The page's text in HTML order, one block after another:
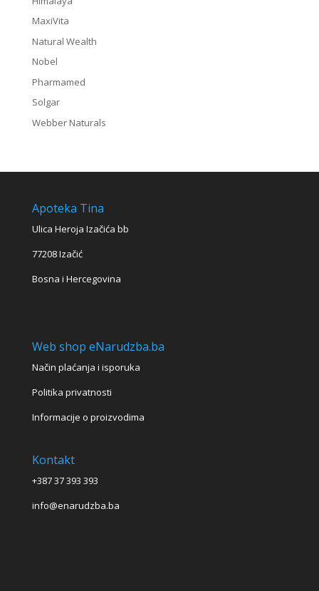
MaxiVita
Natural Wealth
Nobel
Pharmamed
Solgar
Webber Naturals
Apoteka Tina
Ulica Heroja Izačića bb
77208 Izačić
Bosna i Hercegovina
Web shop eNarudzba.ba
Način plaćanja i isporuka
Politika privatnosti
Informacije o proizvodima
Kontakt
+387 37 393 393
info@enarudzba.ba